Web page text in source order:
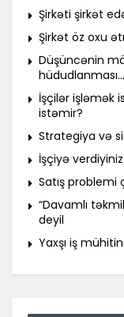
Şirkəti şirkət
Şirkət öz oxu
Düşüncənin
hüdudlanması…
İşçilər işləmək
istəmir?
Strategiya və
İşçiyə
Satış problemi
“Davamlı
deyil
Yaxşı iş